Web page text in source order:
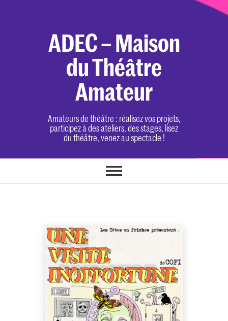
ADEC – Maison
du Théâtre
Amateur
Amateurs de théâtre : réalisez vos projets,
participez à des ateliers, des stages, lisez
du théâtre, venez au spectacle !